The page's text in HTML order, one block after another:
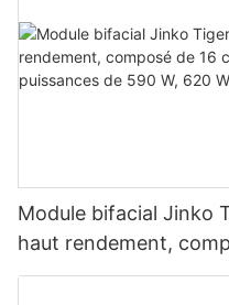
Module bifacial Jinko
haut rendement,
BB, pour des